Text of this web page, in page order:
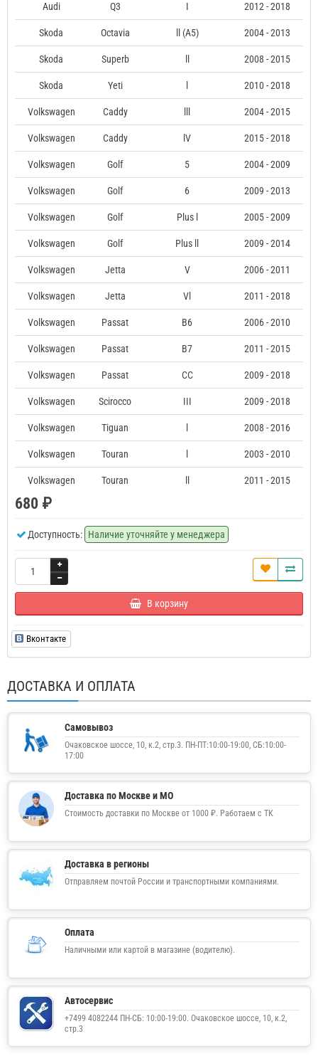
Audi Q3 I 2012 - 2018
Skoda Octavia ll (A5) 2004 - 2013
Skoda Superb 2008 - 2015
Skoda Yeti 2010 - 2018
Volkswagen Caddy 2004 - 2015
Volkswagen Caddy lV 2015 - 2018
Volkswagen Golf 5 2004 - 2009
Volkswagen Golf 6 2009 - 2013
Volkswagen Golf Plus l 2005 - 2009
Volkswagen Golf Plus ll 2009 - 2014
Volkswagen Jetta V 2006 - 2011
Volkswagen Jetta Vl 2011 - 2018
Volkswagen Passat B6 2006 - 2010
Volkswagen Passat B7 2011 - 2015
Volkswagen Passat CC 2009 - 2018
Volkswagen Scirocco III 2009 - 2018
Volkswagen Tiguan 2008 - 2016
Volkswagen Touran 2003 - 2010
Volkswagen Touran 2011 - 2015
680 ₽
Доступность: Наличие уточняйте у менеджера
В корзину
Вконтакте
ДОСТАВКА И ОПЛАТА
Самовывоз
Очаковское шоссе, 10, к.2, стр.3. ПН-ПТ:10:00-19:00, СБ:10:00-
17:00
Доставка по Москве и МО
Стоимость доставки по Москве от 1000 ₽. Работаем с ТК
Доставка в регионы
Отправляем почтой России и транспортными компаниями.
Оплата
Наличными или картой в магазине (водителю).
Автосервис
+7499 4082244 ПН-СБ: 10:00-19:00. Очаковское шоссе, 10, к.2,
стр.3